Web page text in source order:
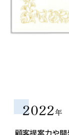
2022年
顧客提案力や